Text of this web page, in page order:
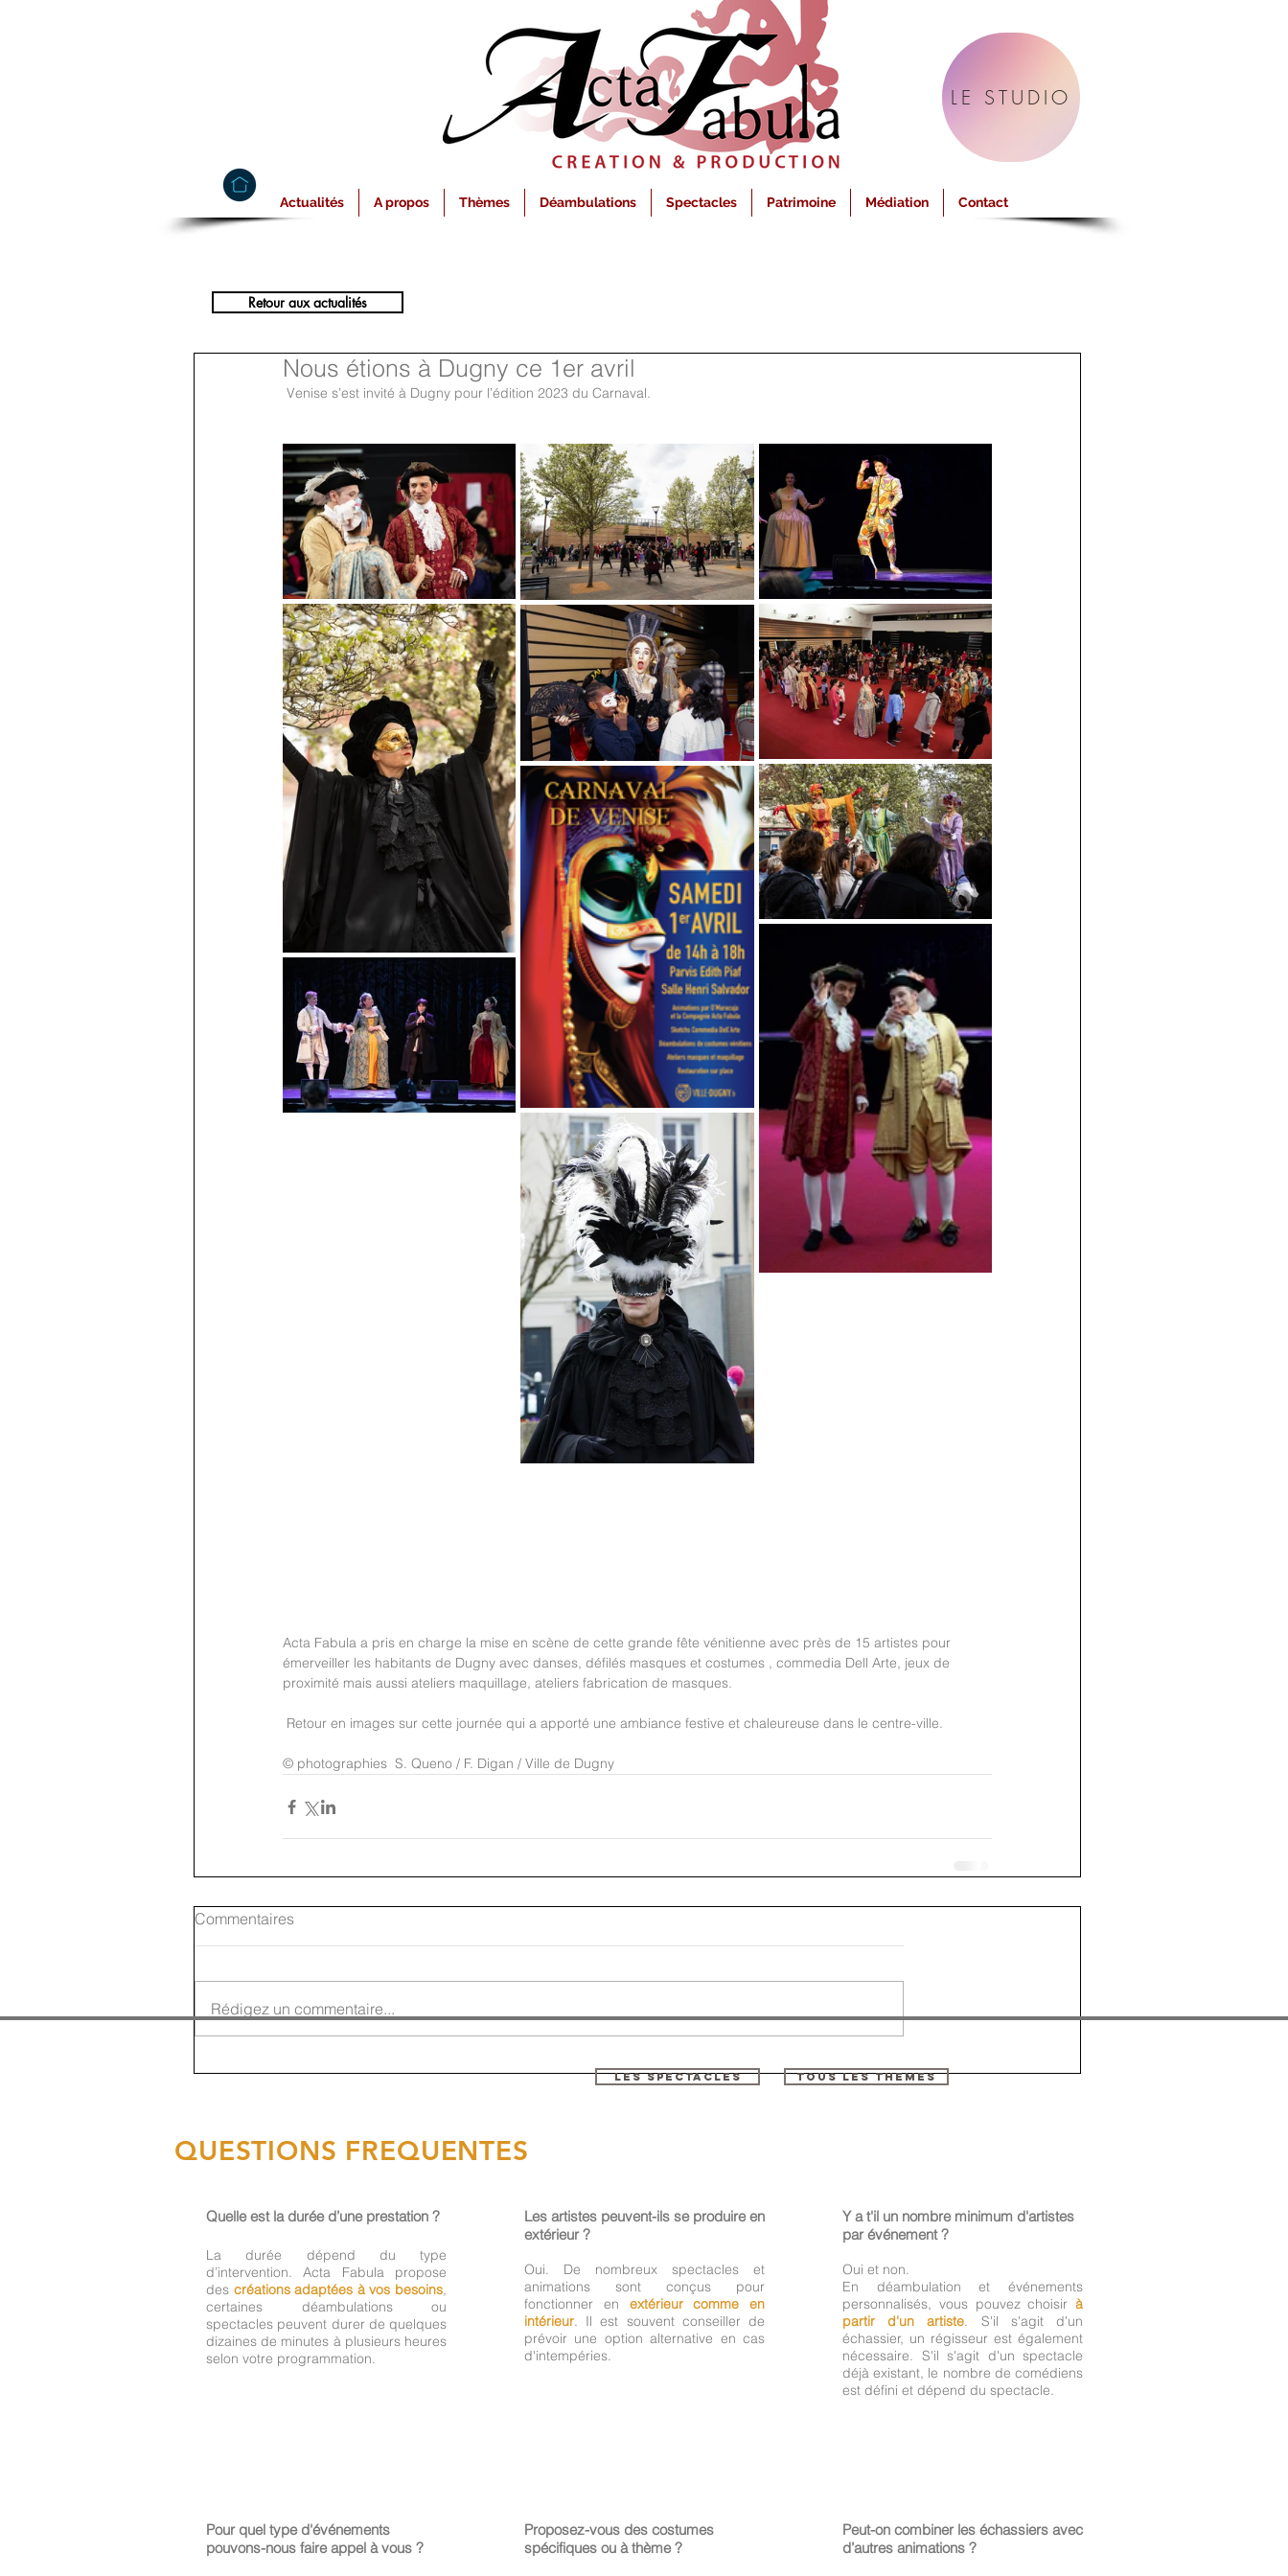
Actualités A propos Thèmes Déambulations Spectacles Patrimoine Médiation Contact
LE STUDIO
Retour aux actualités
join us
for the
PARTY
Recipe Exchange @ 9pm!
Nous étions à Dugny ce 1er avril
Venise s’est invité à Dugny pour l’édition 2023 du Carnaval.
Acta Fabula a pris en charge la mise en scène de cette grande fête vénitienne avec près de 15 artistes pour
émerveiller les habitants de Dugny avec danses, défilés masques et costumes , commedia Dell Arte, jeux de
proximité mais aussi ateliers maquillage, ateliers fabrication de masques.
Retour en images sur cette journée qui a apporté une ambiance festive et chaleureuse dans le centre-ville.
© photographies  S. Queno / F. Digan / Ville de Dugny
Commentaires
Rédigez un commentaire...
LES SPECTACLES TOUS LES THEMES
QUESTIONS FREQUENTES
Quelle est la durée d’une prestation ?
La durée dépend du type
d’intervention. Acta Fabula propose
des créations adaptées à vos besoins,
certaines déambulations ou
spectacles peuvent durer de quelques
dizaines de minutes à plusieurs heures
selon votre programmation.
Pour quel type d'événements
pouvons-nous faire appel à vous ?
Les artistes peuvent-ils se produire en
extérieur ?
Oui. De nombreux spectacles et
animations sont conçus pour
fonctionner en extérieur comme en
intérieur. Il est souvent conseiller de
prévoir une option alternative en cas
d'intempéries.
Proposez-vous des costumes
spécifiques ou à thème ?
Y a t'il un nombre minimum d'artistes
par événement ?
Oui et non.
En déambulation et événements
personnalisés, vous pouvez choisir à
partir d'un artiste. S'il s'agit d'un
échassier, un régisseur est également
nécessaire. S'il s'agit d'un spectacle
déjà existant, le nombre de comédiens
est défini et dépend du spectacle.
Peut-on combiner les échassiers avec
d’autres animations ?